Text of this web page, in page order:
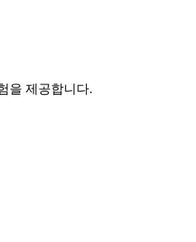
을 제공합니다.